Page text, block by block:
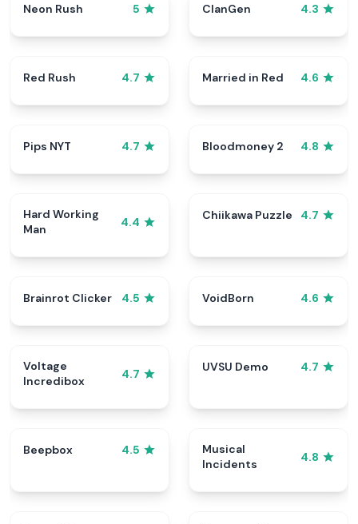
Neon Rush 5 ClanGen 4.3
Red Rush 4.7 Married in Red 4.6
Pips NYT 4.7 Bloodmoney 2 4.8
Hard Working
Man
4.4
Chiikawa Puzzle 4.7
Brainrot Clicker 4.5 VoidBorn 4.6
Voltage
Incredibox
4.7
UVSU Demo 4.7
Beepbox 4.5
Musical
Incidents
4.8